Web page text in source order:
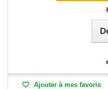
Ajouter à mes favoris